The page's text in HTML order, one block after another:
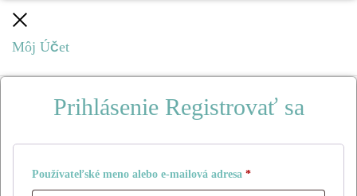
Môj Účet
Prihlásenie Registrovať sa
Používateľské meno alebo e-mailová adresa *Povinné